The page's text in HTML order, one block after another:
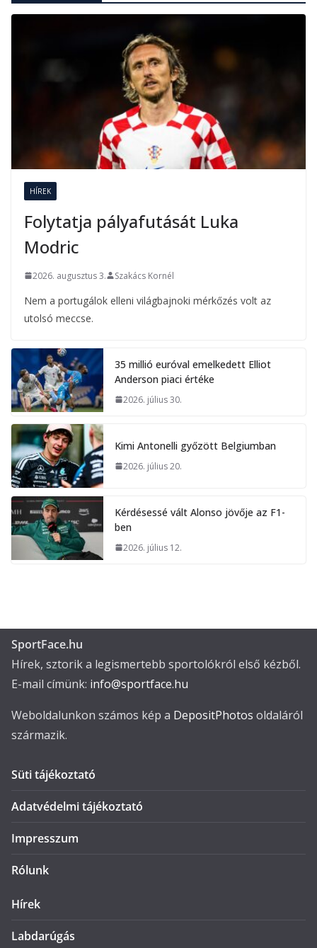
HÍREK
Folytatja pályafutását Luka
Modric
2026. augusztus 3. Szakács Kornél
Nem a portugálok elleni világbajnoki mérkőzés volt az
utolsó meccse.
35 millió euróval emelkedett Elliot
Anderson piaci értéke
2026. július 30.
Kimi Antonelli győzött Belgiumban
2026. július 20.
Kérdésessé vált Alonso jövője az F1-
ben
2026. július 12.
SportFace.hu
Hírek, sztorik a legismertebb sportolókról első kézből.
E-mail címünk: info@sportface.hu
Weboldalunkon számos kép a DepositPhotos oldaláról
származik.
Süti tájékoztató
Adatvédelmi tájékoztató
Impresszum
Rólunk
Hírek
Labdarúgás